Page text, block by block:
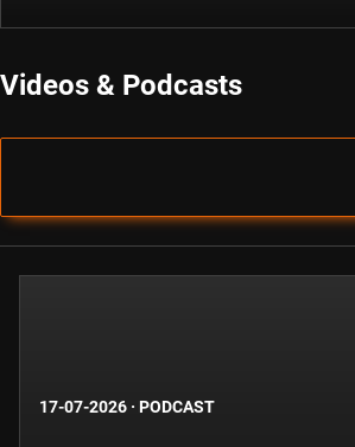
Videos & Podcasts
17-07-2026 · PODCAST